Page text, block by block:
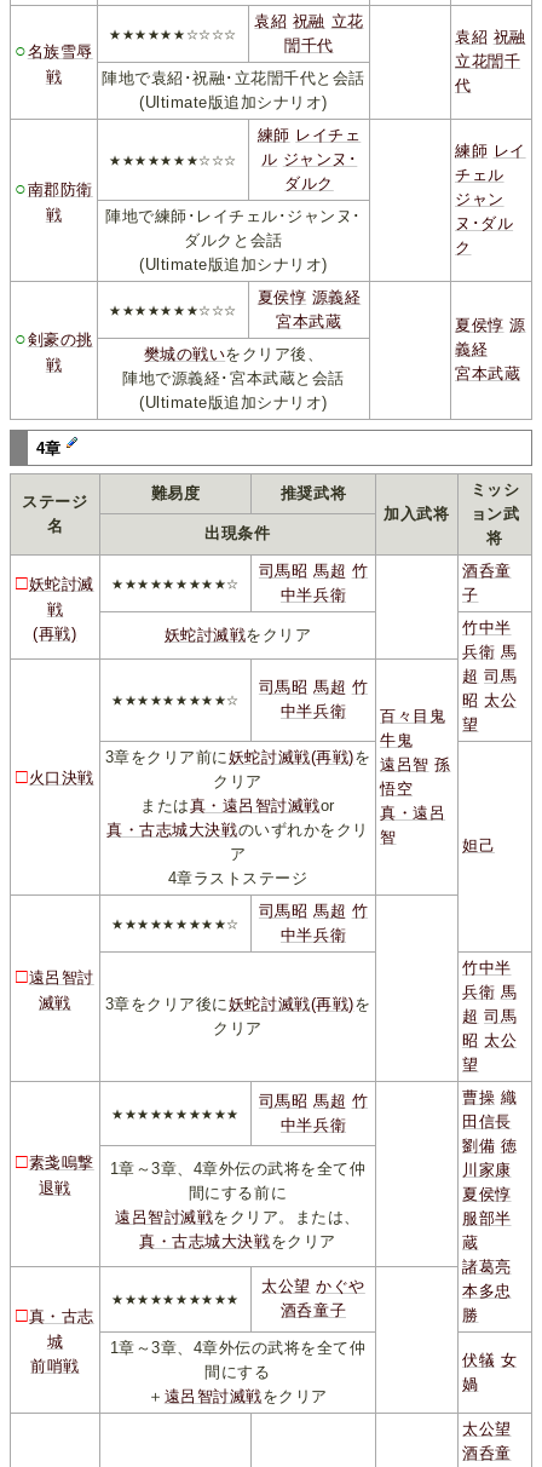
○名族雪辱
戦
★★★★★★☆☆☆☆
袁紹 祝融 立花
誾千代
袁紹 祝融
立花誾千
代
陣地で袁紹･祝融･立花誾千代と会話
(Ultimate版追加シナリオ)
○南郡防衛
戦
★★★★★★★☆☆☆
練師 レイチェ
ル ジャンヌ･
ダルク
練師 レイ
チェル
ジャン
ヌ･ダル
ク
陣地で練師･レイチェル･ジャンヌ･
ダルクと会話
(Ultimate版追加シナリオ)
○剣豪の挑
戦
★★★★★★★☆☆☆
夏侯惇 源義経
宮本武蔵
夏侯惇 源
義経
宮本武蔵
樊城の戦いをクリア後、
陣地で源義経･宮本武蔵と会話
(Ultimate版追加シナリオ)
4章
ステージ
名
難易度
推奨武将
加入武将
ミッシ
ョン武
将
出現条件
□妖蛇討滅
戦
(再戦)
★★★★★★★★★☆
司馬昭 馬超 竹
中半兵衛
酒呑童
子
妖蛇討滅戦をクリア
竹中半
兵衛 馬
超 司馬
昭 太公
望
□火口決戦
★★★★★★★★★☆
司馬昭 馬超 竹
中半兵衛
百々目鬼
牛鬼
遠呂智 孫
悟空
真・遠呂
智
3章をクリア前に妖蛇討滅戦(再戦)を
クリア
または真・遠呂智討滅戦or
真・古志城大決戦のいずれかをクリ
ア
4章ラストステージ
妲己
□遠呂智討
滅戦
★★★★★★★★★☆
司馬昭 馬超 竹
中半兵衛
3章をクリア後に妖蛇討滅戦(再戦)を
クリア
竹中半
兵衛 馬
超 司馬
昭 太公
望
□素戔嗚撃
退戦
★★★★★★★★★★
司馬昭 馬超 竹
中半兵衛
曹操 織
田信長
劉備 徳
川家康
夏侯惇
服部半
蔵
諸葛亮
本多忠
勝
1章～3章、4章外伝の武将を全て仲
間にする前に
遠呂智討滅戦をクリア。または、
真・古志城大決戦をクリア
□真・古志
城
前哨戦
★★★★★★★★★★
太公望 かぐや
酒呑童子
1章～3章、4章外伝の武将を全て仲
間にする
＋ 遠呂智討滅戦をクリア
伏犠 女
媧
太公望
酒呑童